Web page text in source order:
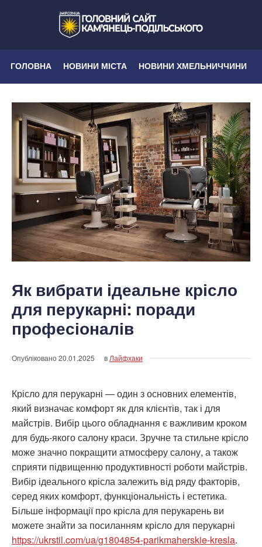
ГОЛОВНА НОВИНИ МІСТА НОВИНИ ХМЕЛЬНИЧЧИНИ
Як вибрати ідеальне крісло
для перукарні: поради
професіоналів
Опубліковано20.01.2025 в Лайфхаки
Крісло для перукарні — один з основних елементів,
який визначає комфорт як для клієнтів, так і для
майстрів. Вибір цього обладнання є важливим кроком
для будь-якого салону краси. Зручне та стильне крісло
може значно покращити атмосферу салону, а також
сприяти підвищенню продуктивності роботи майстрів.
Вибір ідеального крісла залежить від ряду факторів,
серед яких комфорт, функціональність і естетика.
Більше інформації про крісла для перукарень ви
можете знайти за посиланням крісло для перукарні
https://ukrstil.com/ua/g1804854-parikmaherskie-kresla.